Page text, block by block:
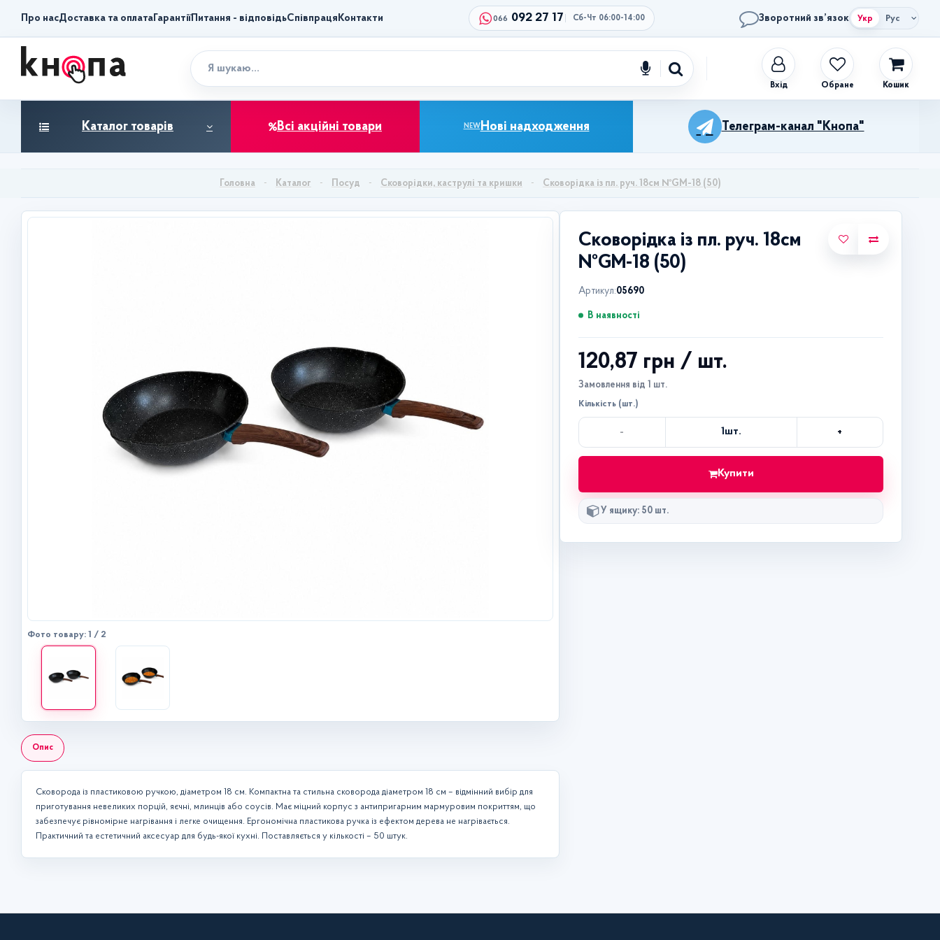
Про насДоставка та оплата ГарантіїПитання - відповідьСпівпраця Контакти 066 092 27 17 Сб-Чт 06:00-14:00 Зворотний зв’язок Укр Рус
Обране Кошик
Каталог товарів Всі акційні товари NEWНові надходження Телеграм-канал "Кнопа"
Каталог Посуд Сковорідки, каструлі та кришки Сковорідка із пл. руч. 18см №GM-18 (50)
Фото товару: 1 / 2
Опис
Сковорода із пластиковою ручкою, діаметром 18 см. Компактна та стильна сковорода діаметром 18 см – відмінний вибір для
приготування невеликих порцій, яєчні, млинців або соусів. Має міцний корпус з антипригарним мармуровим покриттям, що
забезпечує рівномірне нагрівання і легке очищення. Ергономічна пластикова ручка із ефектом дерева не нагрівається.
Практичний та естетичний аксесуар для будь-якої кухні. Поставляється у кількості – 50 штук.
Сковорідка із пл. руч. 18см
№GM-18 (50)
Артикул:05690
В наявності
120,87 грн / шт.
Замовлення від 1 шт.
Кількість (шт.)
- 1шт. +
Купити
У ящику: 50 шт.